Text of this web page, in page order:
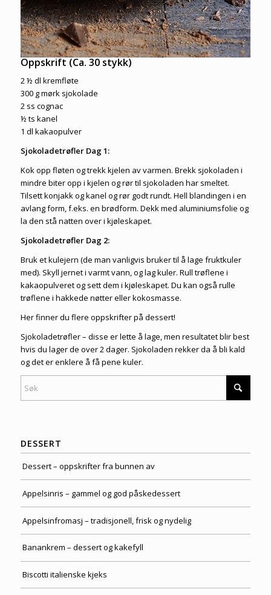
Oppskrift (Ca. 30 stykk)
2 ½ dl kremfløte
300 g mørk sjokolade
2 ss cognac
½ ts kanel
1 dl kakaopulver
Sjokoladetrøfler Dag 1:
Kok opp fløten og trekk kjelen av varmen. Brekk sjokoladen i
mindre biter opp i kjelen og rør til sjokoladen har smeltet.
Tilsett konjakk og kanel og rør godt rundt. Hell blandingen i en
avlang form, f.eks. en brødform. Dekk med aluminiumsfolie og
la den stå natten over i kjøleskapet.
Sjokoladetrøfler Dag 2:
Bruk et kulejern (de man vanligvis bruker til å lage fruktkuler
med). Skyll jernet i varmt vann, og lag kuler. Rull trøflene i
kakaopulveret og sett dem i kjøleskapet. Du kan også rulle
trøflene i hakkede nøtter eller kokosmasse.
Her finner du flere oppskrifter på dessert!
Sjokoladetrøfler – disse er lette å lage, men resultatet blir best
hvis du lager de over 2 dager. Sjokoladen rekker da å bli kald
og det er enklere å få pene kuler.
DESSERT
Dessert – oppskrifter fra bunnen av
Appelsinris – gammel og god påskedessert
Appelsinfromasj – tradisjonell, frisk og nydelig
Banankrem – dessert og kakefyll
Biscotti italienske kjeks